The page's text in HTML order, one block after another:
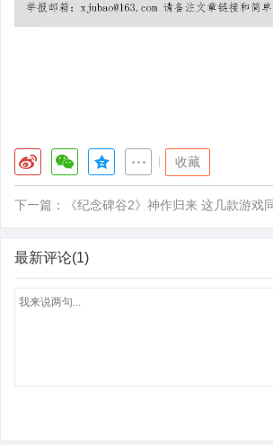
收藏
下一篇： 《纪念碑谷2》神作归来 这几款游戏
最新评论(1)